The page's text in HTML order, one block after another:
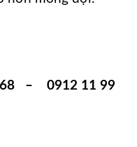
– 0912 11 99